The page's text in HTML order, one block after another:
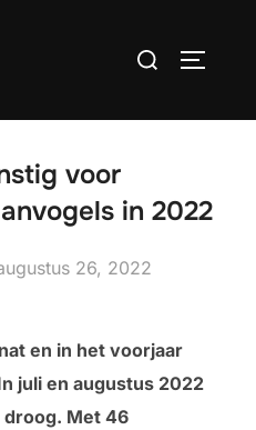
Zoek
voor
in 2022
26, 2022
en in het voorjaar
juli en augustus 2022
Met 46